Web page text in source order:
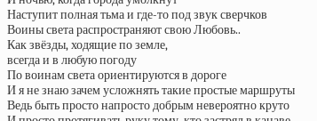
Наступит полная тьма и где-то под звук сверчков
Воины света распространяют свою Любовь..
Как звёзды, ходящие по земле,
всегда и в любую погоду
По воинам света ориентируются в дороге
И я не знаю зачем усложнять такие простые маршруты
Ведь быть просто напросто добрым невероятно круто